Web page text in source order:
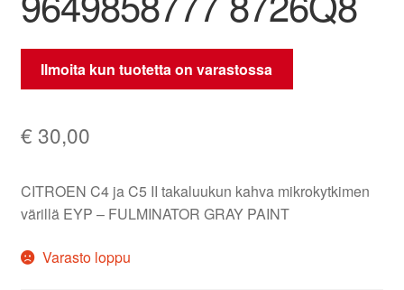
Ilmoita kun tuotetta on varastossa
€ 30,00
CITROEN C4 ja C5 II takaluukun kahva mikrokytkimen
värillä EYP – FULMINATOR GRAY PAINT
Varasto loppu